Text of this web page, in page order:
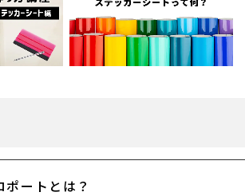
ポートとは？